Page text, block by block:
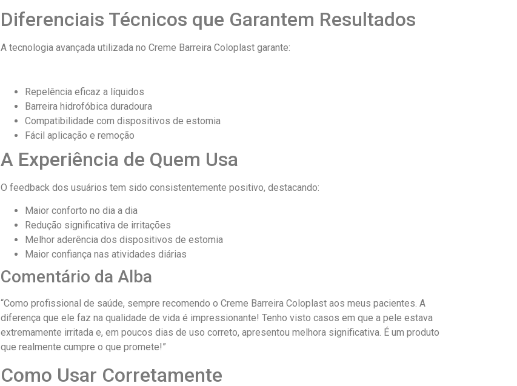
Diferenciais Técnicos que Garantem Resultados
A tecnologia avançada utilizada no Creme Barreira Coloplast garante:
Repelência eficaz a líquidos
Barreira hidrofóbica duradoura
Compatibilidade com dispositivos de estomia
Fácil aplicação e remoção
A Experiência de Quem Usa
O feedback dos usuários tem sido consistentemente positivo, destacando:
Maior conforto no dia a dia
Redução significativa de irritações
Melhor aderência dos dispositivos de estomia
Maior confiança nas atividades diárias
Comentário da Alba
“Como profissional de saúde, sempre recomendo o Creme Barreira Coloplast aos meus pacientes. A
diferença que ele faz na qualidade de vida é impressionante! Tenho visto casos em que a pele estava
extremamente irritada e, em poucos dias de uso correto, apresentou melhora significativa. É um produto
que realmente cumpre o que promete!”
Como Usar Corretamente